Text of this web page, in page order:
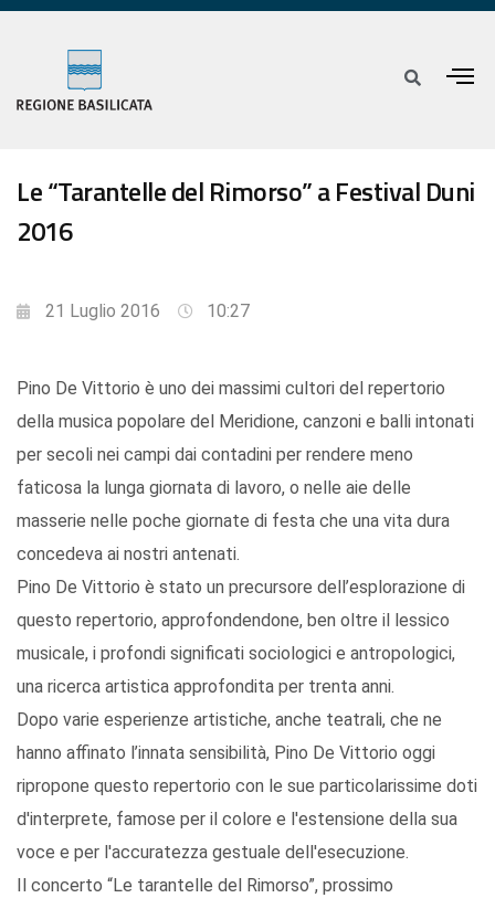
Le “Tarantelle del Rimorso” a Festival Duni
2016
21 Luglio 2016 10:27
Pino De Vittorio è uno dei massimi cultori del repertorio
della musica popolare del Meridione, canzoni e balli intonati
per secoli nei campi dai contadini per rendere meno
faticosa la lunga giornata di lavoro, o nelle aie delle
masserie nelle poche giornate di festa che una vita dura
concedeva ai nostri antenati.
Pino De Vittorio è stato un precursore dell’esplorazione di
questo repertorio, approfondendone, ben oltre il lessico
musicale, i profondi significati sociologici e antropologici,
una ricerca artistica approfondita per trenta anni.
Dopo varie esperienze artistiche, anche teatrali, che ne
hanno affinato l’innata sensibilità, Pino De Vittorio oggi
ripropone questo repertorio con le sue particolarissime doti
d'interprete, famose per il colore e l'estensione della sua
voce e per l'accuratezza gestuale dell'esecuzione.
Il concerto “Le tarantelle del Rimorso”, prossimo